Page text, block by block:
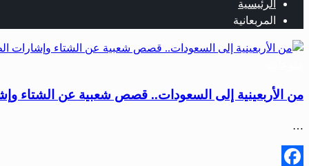
الرئيسية
المربعانية
من الأربعينية إلى السعودات.. قصص شعبية عن الشتاء
…